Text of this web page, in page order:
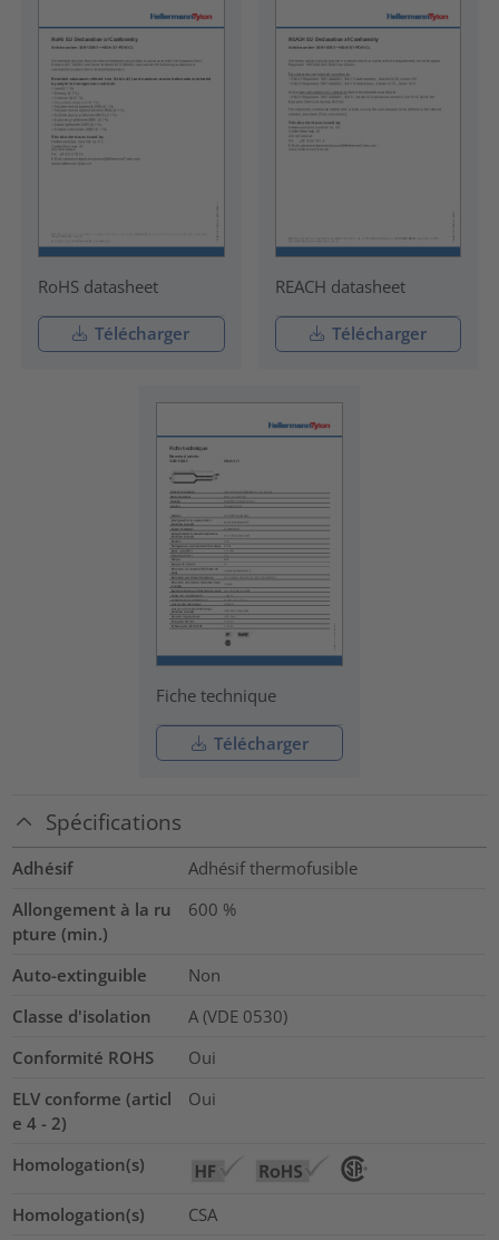
RoHS datasheet
Télécharger
REACH datasheet
Télécharger
Fiche technique
Télécharger
Spécifications
Adhésif
Adhésif thermofusible
Allongement à la ru
pture (min.)
600 %
Auto-extinguible
Non
Classe d'isolation
A (VDE 0530)
Conformité ROHS
Oui
ELV conforme (articl
e 4 - 2)
Oui
Homologation(s)
Homologation(s)
CSA